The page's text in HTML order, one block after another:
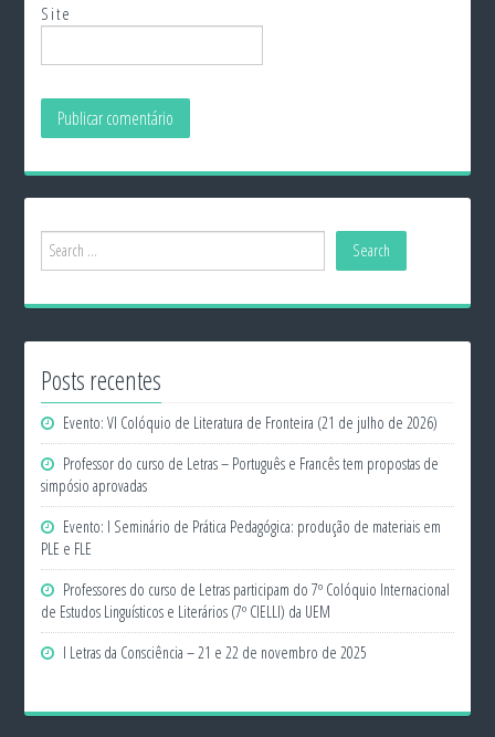
Site
Posts recentes
Evento: VI Colóquio de Literatura de Fronteira (21 de julho de 2026)
Professor do curso de Letras – Português e Francês tem propostas de
simpósio aprovadas
Evento: I Seminário de Prática Pedagógica: produção de materiais em
PLE e FLE
Professores do curso de Letras participam do 7º Colóquio Internacional
de Estudos Linguísticos e Literários (7º CIELLI) da UEM
I Letras da Consciência – 21 e 22 de novembro de 2025